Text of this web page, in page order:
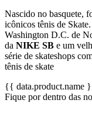
Nascido no basquete,
icônicos tênis de
Washington D.C. de
da NIKE SB e um
série de skateshops
tênis de skate
{{ data.product.name
Fique por dentro das